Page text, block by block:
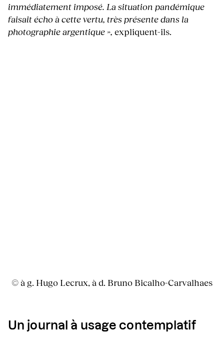
immédiatement imposé. La situation pandémique
faisait écho à cette vertu, très présente dans la
photographie argentique », expliquent-ils.
© à g. Hugo Lecrux, à d. Bruno Bicalho-Carvalhaes
Un journal à usage contemplatif